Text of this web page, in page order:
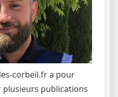
corbeil.fr a pour
publications